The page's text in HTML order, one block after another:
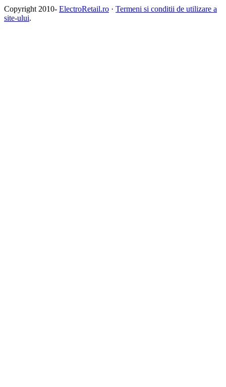
Copyright 2010- ElectroRetail.ro · Termeni si conditii de utilizare a
site-ului.